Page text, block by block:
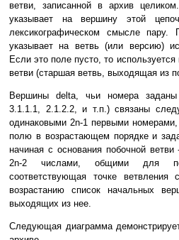
ветви, записанной в архив
указывает на вершину этой
лексикографическом смысле
указывает на ветвь (или версию)
Если это поле пусто, то
ветви (старшая ветвь, выходящая из
Вершины delta, чьи номера
3.1.1.1, 2.1.2.2, и т.п.) связаны
одинаковыми 2n-1 первыми
полю в возрастающем порядке и
начиная с основания побочной ветви
2n-2 числами, общими для
соответствующая точке ветвления
возрастанию список начальных
выходящих из нее.
Следующая диаграмма